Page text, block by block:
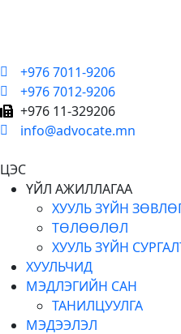
+976 7011-9206
+976 7012-9206
+976 11-329206
info@advocate.mn
ЦЭС
ҮЙЛ АЖИЛЛАГАА
ХУУЛЬ ЗҮЙН
ТӨЛӨӨЛӨЛ
ХУУЛЬ ЗҮЙН
ХУУЛЬЧИД
МЭДЛЭГИЙН САН
ТАНИЛЦУУЛГА
МЭДЭЭЛЭЛ